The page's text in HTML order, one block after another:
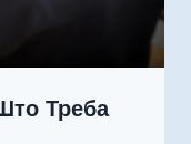
Треба